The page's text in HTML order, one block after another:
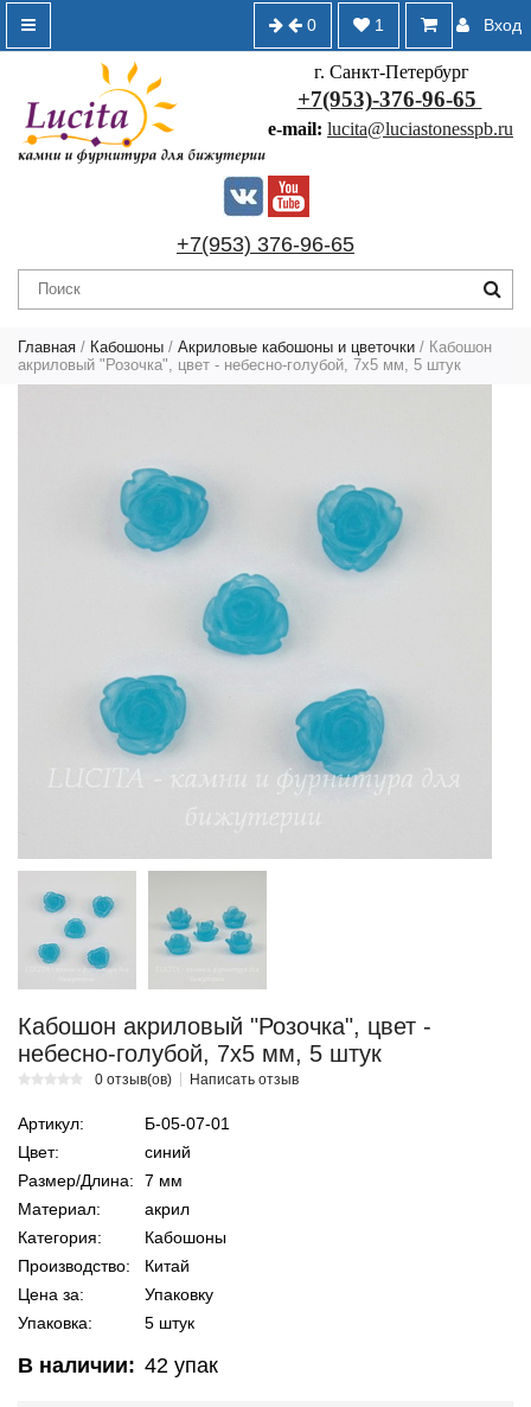
Вход
1
0
г. Санкт-Петербург
+7(953)-376-96-65
e-mail: lucita@luciastonesspb.ru
+7(953) 376-96-65
Главная / Кабошоны / Акриловые кабошоны и цветочки / Кабошон
акриловый "Розочка", цвет - небесно-голубой, 7х5 мм, 5 штук
Кабошон акриловый "Розочка", цвет -
небесно-голубой, 7х5 мм, 5 штук
0 отзыв(ов) Написать отзыв
Артикул:
Б-05-07-01
Цвет:
синий
Размер/Длина:
7 мм
Материал:
акрил
Категория:
Кабошоны
Производство:
Китай
Цена за:
Упаковку
Упаковка:
5 штук
В наличии: 42 упак